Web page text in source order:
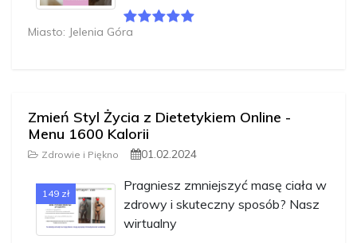
Miasto: Jelenia Góra
Zmień Styl Życia z Dietetykiem Online -
Menu 1600 Kalorii
Zdrowie i Piękno 01.02.2024
149 zł
Pragniesz zmniejszyć masę ciała w
zdrowy i skuteczny sposób? Nasz
wirtualny